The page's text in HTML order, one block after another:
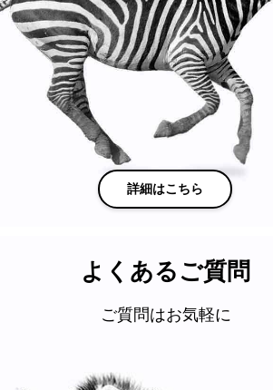
詳細はこちら
よくあるご質問
ご質問はお気軽に